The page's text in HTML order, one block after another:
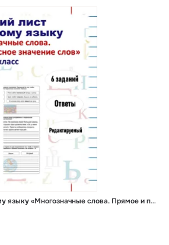
Рабочий лист по русскому языку «Многозначные слова. Прямое и переносное значение слова» 2 класс